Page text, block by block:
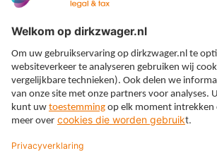
Expertises
Thema’s